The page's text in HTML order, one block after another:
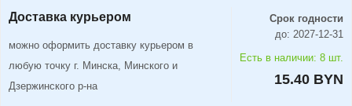
Доставка курьером
можно оформить доставку курьером в
любую точку г. Минска, Минского и
Дзержинского р-на
Срок годности
до: 2027-12-31
Есть в наличии: 8 шт.
15.40 BYN